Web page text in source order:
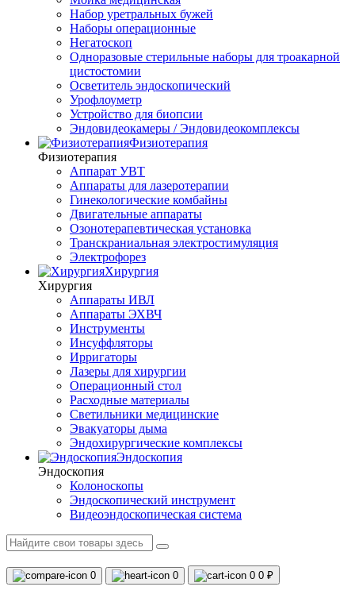
Набор уретральных бужей
Наборы операционные
Негатоскоп
Одноразовые стерильные наборы для троакарной
цистостомии
Осветитель эндоскопический
Урофлоуметр
Устройство для биопсии
Эндовидеокамеры / Эндовидеокомплексы
Физиотерапия
Физиотерапия
Аппарат УВТ
Аппараты для лазеротерапии
Гинекологические комбайны
Двигательные аппараты
Озонотерапевтическая установка
Транскраниальная электростимуляция
Электрофорез
Хирургия
Хирургия
Аппараты ИВЛ
Аппараты ЭХВЧ
Инструменты
Инсуффляторы
Ирригаторы
Лазеры для хирургии
Операционный стол
Расходные материалы
Светильники медицинские
Эвакуаторы дыма
Эндохирургические комплексы
Эндоскопия
Эндоскопия
Колоноскопы
Эндоскопический инструмент
Видеоэндоскопическая система
0 0 0 0 ₽